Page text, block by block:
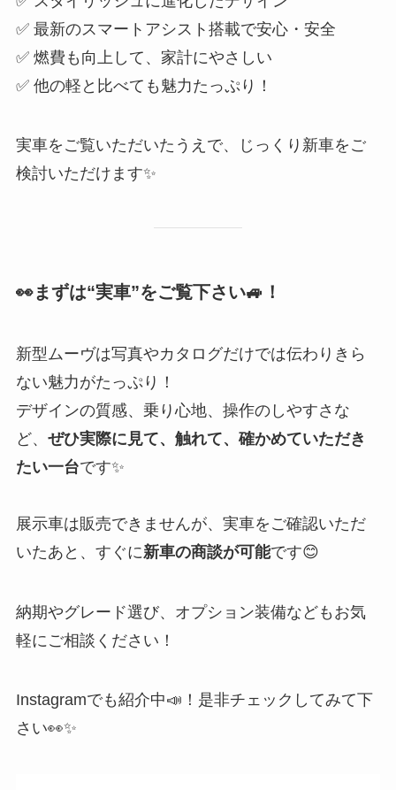
✅ 最新のスマートアシスト搭載で安心・安全
✅ 燃費も向上して、家計にやさしい
✅ 他の軽と比べても魅力たっぷり！
実車をご覧いただいたうえで、じっくり新車をご
検討いただけます✨
👀まずは“実車”をご覧下さい🚙！
新型ムーヴは写真やカタログだけでは伝わりきら
ない魅力がたっぷり！
デザインの質感、乗り心地、操作のしやすさな
ど、 ぜひ実際に見て、触れて、確かめていただき
たい一台です✨
展示車は販売できませんが、実車をご確認いただ
いたあと、すぐに新車の商談が可能です😊
納期やグレード選び、オプション装備などもお気
軽にご相談ください！
Instagramでも紹介中📣！是非チェックしてみて下
さい👀✨